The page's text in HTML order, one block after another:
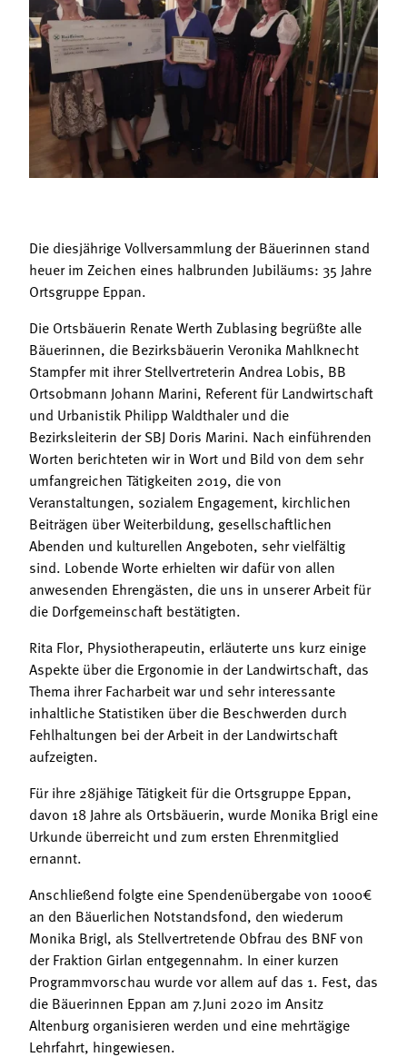
Mitgliedschaft
Landessekretariat
Bäuerliche Buffets
Hofgeschichten
Die diesjährige Vollversammlung der Bäuerinnen stand
heuer im Zeichen eines halbrunden Jubiläums: 35 Jahre
Ortsgruppe Eppan.
Die Ortsbäuerin Renate Werth Zublasing begrüßte alle
Bäuerinnen, die Bezirksbäuerin Veronika Mahlknecht
Stampfer mit ihrer Stellvertreterin Andrea Lobis, BB
Ortsobmann Johann Marini, Referent für Landwirtschaft
und Urbanistik Philipp Waldthaler und die
Bezirksleiterin der SBJ Doris Marini. Nach einführenden
Worten berichteten wir in Wort und Bild von dem sehr
umfangreichen Tätigkeiten 2019, die von
Veranstaltungen, sozialem Engagement, kirchlichen
Beiträgen über Weiterbildung, gesellschaftlichen
Abenden und kulturellen Angeboten, sehr vielfältig
sind. Lobende Worte erhielten wir dafür von allen
anwesenden Ehrengästen, die uns in unserer Arbeit für
die Dorfgemeinschaft bestätigten.
Rita Flor, Physiotherapeutin, erläuterte uns kurz einige
Aspekte über die Ergonomie in der Landwirtschaft, das
Thema ihrer Facharbeit war und sehr interessante
inhaltliche Statistiken über die Beschwerden durch
Fehlhaltungen bei der Arbeit in der Landwirtschaft
aufzeigten.
Für ihre 28jähige Tätigkeit für die Ortsgruppe Eppan,
davon 18 Jahre als Ortsbäuerin, wurde Monika Brigl eine
Urkunde überreicht und zum ersten Ehrenmitglied
ernannt.
Anschließend folgte eine Spendenübergabe von 1000€
an den Bäuerlichen Notstandsfond, den wiederum
Monika Brigl, als Stellvertretende Obfrau des BNF von
der Fraktion Girlan entgegennahm. In einer kurzen
Programmvorschau wurde vor allem auf das 1. Fest, das
die Bäuerinnen Eppan am 7.Juni 2020 im Ansitz
Altenburg organisieren werden und eine mehrtägige
Lehrfahrt, hingewiesen.